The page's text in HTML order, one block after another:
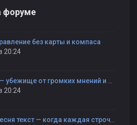
форуме
без карты и компаса
20:24
20:24